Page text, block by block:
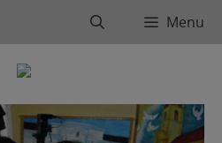
BuscarMenu